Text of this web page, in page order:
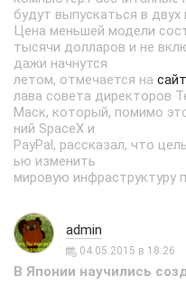
будут выпускаться в
Цена меньшей модели
тысячи долларов и не
дажи начнутся
летом, отмечается на
лава совета директоров
Маск, который, помимо
ний SpaceX и
PayPal, рассказал, что
ью изменить
мировую инфраструктуру
admin
04.05.2015 в 18:26
В Японии научились